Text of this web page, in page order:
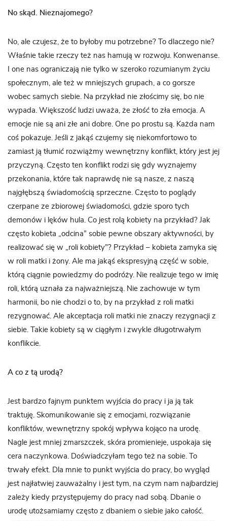
No skąd. Nieznajomego?
No, ale czujesz, że to byłoby mu potrzebne? To dlaczego nie?
Właśnie takie rzeczy też nas hamują w rozwoju. Konwenanse.
I one nas ograniczają nie tylko w szeroko rozumianym życiu
społecznym, ale też w mniejszych grupach, a co gorsze
wobec samych siebie. Na przykład nie złościmy się, bo nie
wypada. Większość ludzi uważa, że złość to zła emocja. A
emocje nie są ani złe ani dobre. One po prostu są. Każda nam
coś pokazuje. Jeśli z jakąś czujemy się niekomfortowo to
zamiast ją tłumić rozwiążmy wewnętrzny konflikt, który jest jej
przyczyną. Często ten konflikt rodzi się gdy wyznajemy
przekonania, które tak naprawdę nie są nasze, z naszą
najgłębszą świadomością sprzeczne. Często to poglądy
czerpane ze zbiorowej świadomości, gdzie sporo tych
demonów i lęków hula. Co jest rolą kobiety na przykład? Jak
często kobieta „odcina” sobie pewne obszary aktywności, by
realizować się w „roli kobiety”? Przykład – kobieta zamyka się
w roli matki i żony. Ale ma jakąś ekspresyjną część w sobie,
którą ciągnie powiedzmy do podróży. Nie realizuje tego w imię
roli, którą uznała za najważniejszą. Nie zachowuje w tym
harmonii, bo nie chodzi o to, by na przykład z roli matki
rezygnować. Ale akceptacja roli matki nie znaczy rezygnacji z
siebie. Takie kobiety są w ciągłym i zwykle długotrwałym
konflikcie.
A co z tą urodą?
Jest bardzo fajnym punktem wyjścia do pracy i ja ją tak
traktuję. Skomunikowanie się z emocjami, rozwiązanie
konfliktów, wewnętrzny spokój wpływa kojąco na urodę.
Nagle jest mniej zmarszczek, skóra promienieje, uspokaja się
cera naczynkowa. Doświadczyłam tego też na sobie. To
trwały efekt. Dla mnie to punkt wyjścia do pracy, bo wygląd
jest najłatwiej zauważalny i jest tym, na czym nam najbardziej
zależy kiedy przystępujemy do pracy nad sobą. Dbanie o
urodę utożsamiamy często z dbaniem o siebie jako całość.